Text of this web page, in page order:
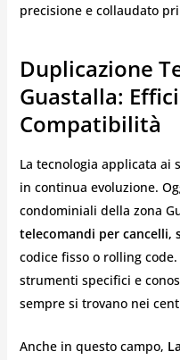
precisione e collaudato
Duplicazione
Guastalla:
Compatibilità
La tecnologia applicata ai
in continua evoluzione.
condominiali della zona
telecomandi per cancelli,
codice fisso o rolling
strumenti specifici e
sempre si trovano nei
Anche in questo campo,